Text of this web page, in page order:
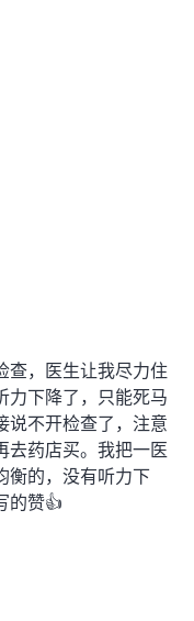
查，医生让我尽力住
力下降了，只能死马
说不开检查了，注意
去药店买。我把一医
衡的，没有听力下
的赞👍